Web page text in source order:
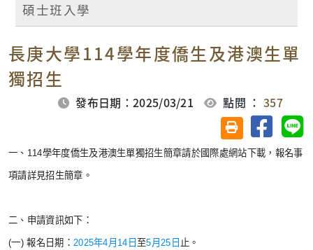
碩士班入學
長庚大學114學年度僑生及港澳生單
獨招生
發布日期：2025/03/21 點閱 ：357
友善列印(另開視
分享至
一、114學年度僑生及港澳生單獨招生簡章請於國際處網站下載，報名事
項請詳見招生簡章。
二、申請資訊如下：
(一) 報名日期： 2025年4月14日 至5月25日 止。